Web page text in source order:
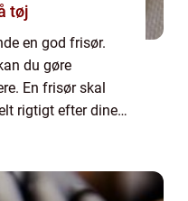
tøj
en god frisør.
du gøre
En frisør skal
rigtigt efter dine